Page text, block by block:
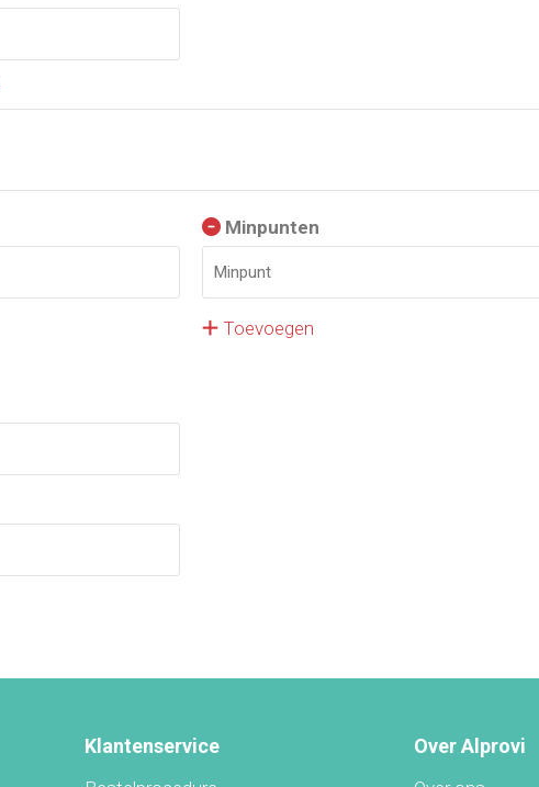
Minpunten
Toevoegen
Klantenservice Over Alprovi